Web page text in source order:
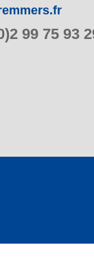
99 75 93